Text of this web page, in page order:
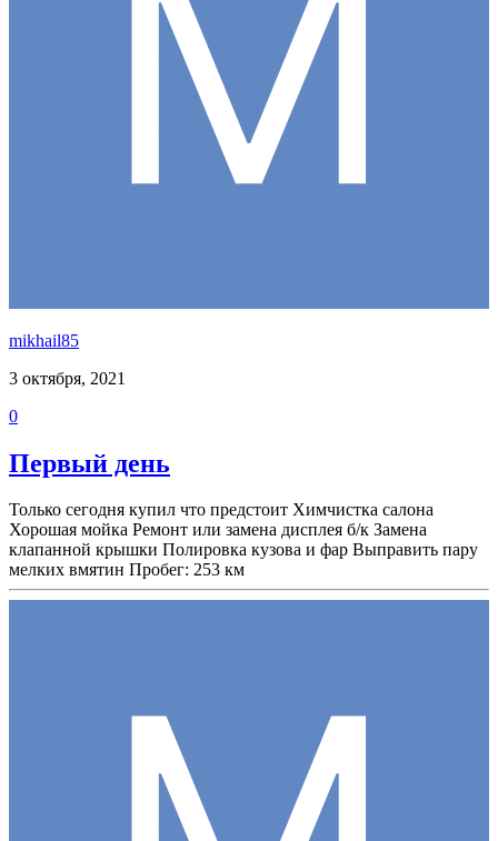
mikhail85
3 октября, 2021
0
Первый день
Только сегодня купил что предстоит Химчистка салона
Хорошая мойка Ремонт или замена дисплея б/к Замена
клапанной крышки Полировка кузова и фар Выправить пару
мелких вмятин Пробег: 253 км